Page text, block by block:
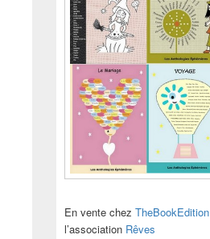
En vente chez TheBookEdition
l’association Rêves